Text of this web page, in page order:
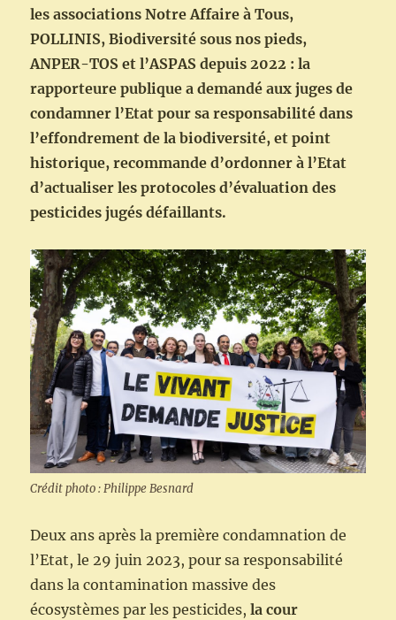
les associations Notre Affaire à Tous,
POLLINIS, Biodiversité sous nos pieds,
ANPER-TOS et l’ASPAS depuis 2022 : la
rapporteure publique a demandé aux juges de
condamner l’Etat pour sa responsabilité dans
l’effondrement de la biodiversité, et point
historique, recommande d’ordonner à l’Etat
d’actualiser les protocoles d’évaluation des
pesticides jugés défaillants.
Crédit photo : Philippe Besnard
Deux ans après la première condamnation de
l’Etat, le 29 juin 2023, pour sa responsabilité
dans la contamination massive des
écosystèmes par les pesticides,la cour